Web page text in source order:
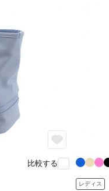
比較する
レディス